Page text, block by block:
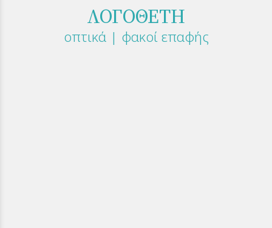
ΛΟΓΟΘΕΤΗ
οπτικά | φακοί επαφής